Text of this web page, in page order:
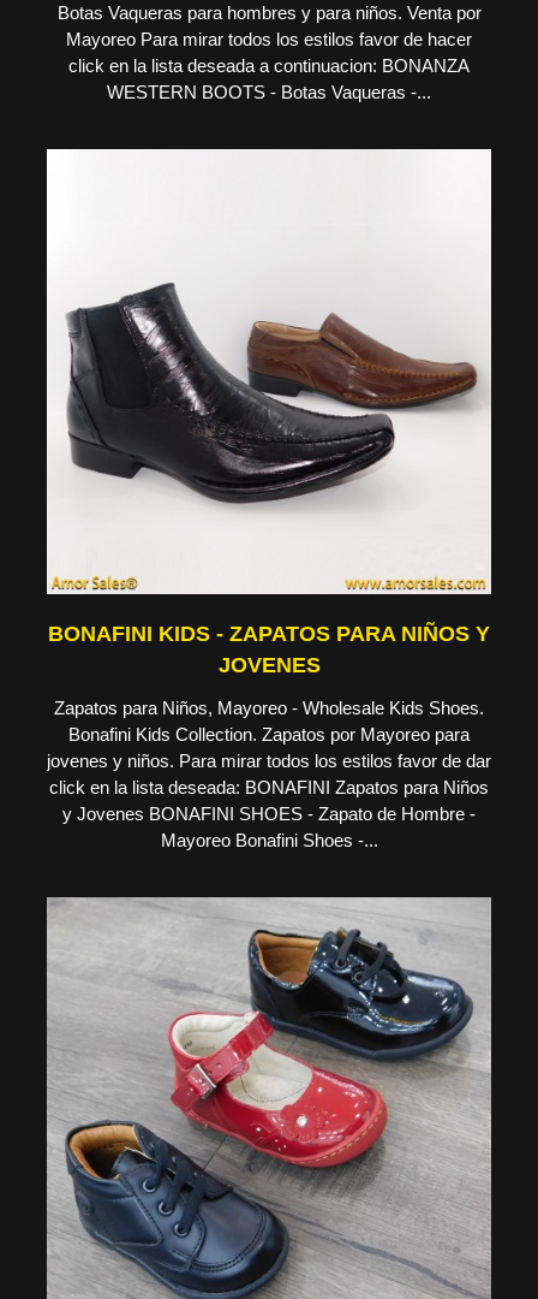
Botas Vaqueras para hombres y para niños. Venta por
Mayoreo Para mirar todos los estilos favor de hacer
click en la lista deseada a continuacion: BONANZA
WESTERN BOOTS - Botas Vaqueras -...
BONAFINI KIDS - ZAPATOS PARA NIÑOS Y
JOVENES
Zapatos para Niños, Mayoreo - Wholesale Kids Shoes.
Bonafini Kids Collection. Zapatos por Mayoreo para
jovenes y niños. Para mirar todos los estilos favor de dar
click en la lista deseada: BONAFINI Zapatos para Niños
y Jovenes BONAFINI SHOES - Zapato de Hombre -
Mayoreo Bonafini Shoes -...